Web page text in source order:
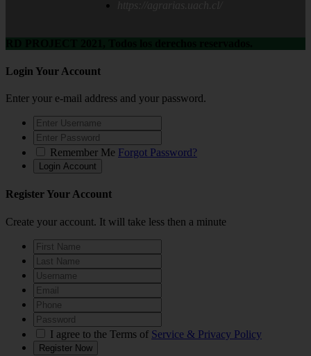
Login Your Account
Enter your e-mail address and your password.
Remember Me Forgot Password?
Register Your Account
Create your account. It will take less then a minute
I agree to the Terms of Service & Privacy Policy